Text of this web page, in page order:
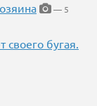
— 5
своего бугая.